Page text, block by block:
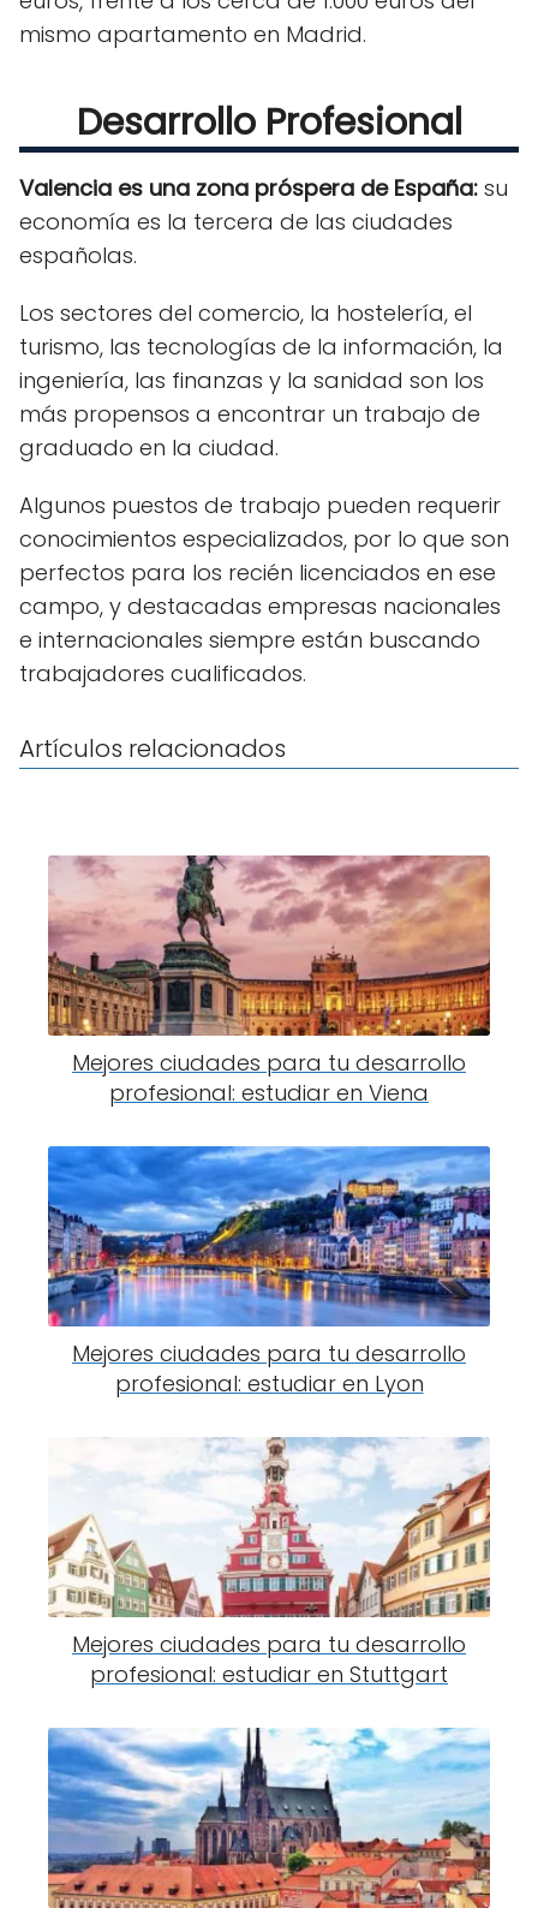
mismo apartamento en Madrid.
Desarrollo Profesional
Valencia es una zona próspera de España: su
economía es la tercera de las ciudades
españolas.
Los sectores del comercio, la hostelería, el
turismo, las tecnologías de la información, la
ingeniería, las finanzas y la sanidad son los
más propensos a encontrar un trabajo de
graduado en la ciudad.
Algunos puestos de trabajo pueden requerir
conocimientos especializados, por lo que son
perfectos para los recién licenciados en ese
campo, y destacadas empresas nacionales
e internacionales siempre están buscando
trabajadores cualificados.
Artículos relacionados
Mejores ciudades para tu desarrollo
profesional: estudiar en Viena
Mejores ciudades para tu desarrollo
profesional: estudiar en Lyon
Mejores ciudades para tu desarrollo
profesional: estudiar en Stuttgart